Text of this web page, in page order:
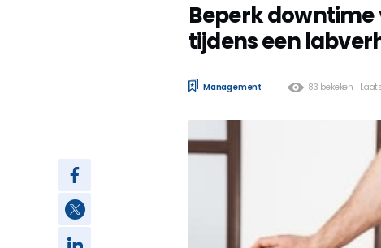
Beperk downtime
tijdens een
Management 83 bekeken